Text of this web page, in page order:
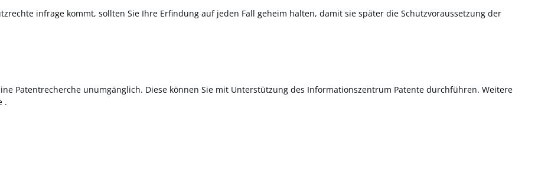
infrage kommt, sollten Sie Ihre Erfindung auf jeden Fall geheim halten, damit sie später die Schutzvoraussetzung der
Patentrecherche unumgänglich. Diese können Sie mit Unterstützung des Informationszentrum Patente durchführen. Weitere
.